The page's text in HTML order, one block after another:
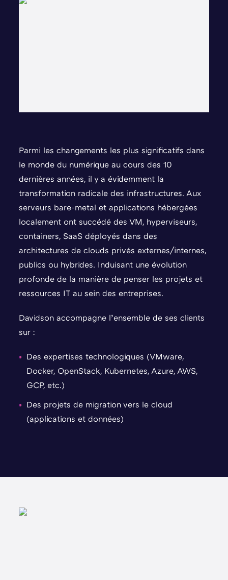
Parmi les changements les plus significatifs dans
le monde du numérique au cours des 10
dernières années, il y a évidemment la
transformation radicale des infrastructures. Aux
serveurs bare-metal et applications hébergées
localement ont succédé des VM, hyperviseurs,
containers, SaaS déployés dans des
architectures de clouds privés externes/internes,
publics ou hybrides. Induisant une évolution
profonde de la manière de penser les projets et
ressources IT au sein des entreprises.
Davidson accompagne l’ensemble de ses clients
sur :
Des expertises technologiques (VMware,
Docker, OpenStack, Kubernetes, Azure, AWS,
GCP, etc.)
Des projets de migration vers le cloud
(applications et données)